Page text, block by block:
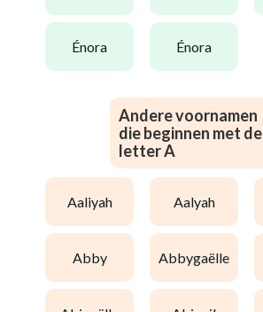
énora énora
Andere voornamen
die beginnen met de
letter A
aaliyah aalyah
abby abbygaëlle